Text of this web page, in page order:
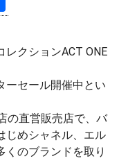
有
クションACT ONE
ーセール開催中とい
の直営販売店で、バ
じめシャネル、エル
くのブランドを取り